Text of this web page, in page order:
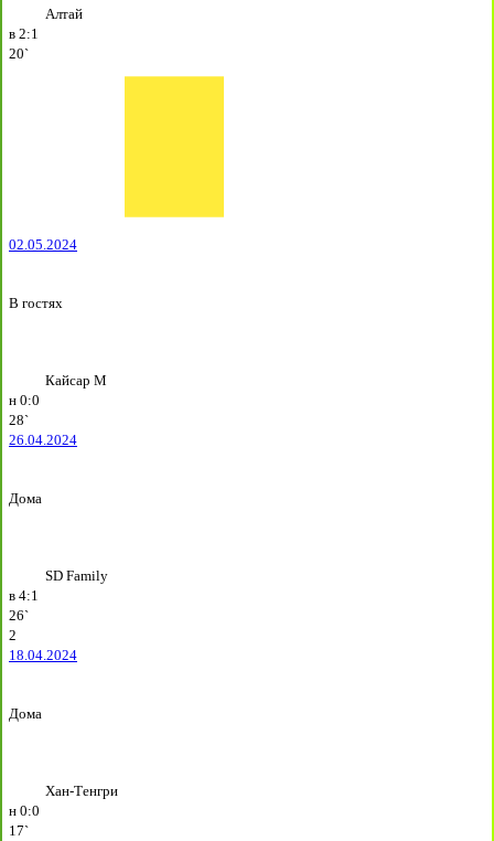
Алтай
в 2:1
20`
02.05.2024
В гостях
Кайсар М
н 0:0
28`
26.04.2024
Дома
SD Family
в 4:1
26`
2
18.04.2024
Дома
Хан-Тенгри
н 0:0
17`